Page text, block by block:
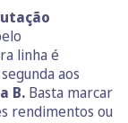
linha é
aos
B. Basta marcar
rendimentos ou